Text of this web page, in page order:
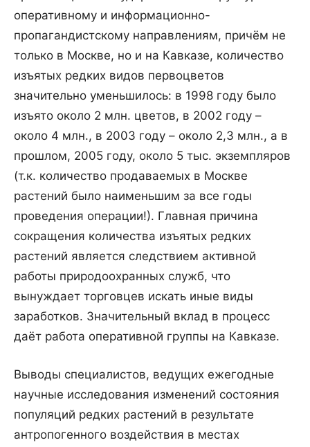
оперативному и информационно-
пропагандистскому направлениям, причём не
только в Москве, но и на Кавказе, количество
изъятых редких видов первоцветов
значительно уменьшилось: в 1998 году было
изъято около 2 млн. цветов, в 2002 году –
около 4 млн., в 2003 году – около 2,3 млн., а в
прошлом, 2005 году, около 5 тыс. экземпляров
(т.к. количество продаваемых в Москве
растений было наименьшим за все годы
проведения операции!). Главная причина
сокращения количества изъятых редких
растений является следствием активной
работы природоохранных служб, что
вынуждает торговцев искать иные виды
заработков. Значительный вклад в процесс
даёт работа оперативной группы на Кавказе.
Выводы специалистов, ведущих ежегодные
научные исследования изменений состояния
популяций редких растений в результате
антропогенного воздействия в местах